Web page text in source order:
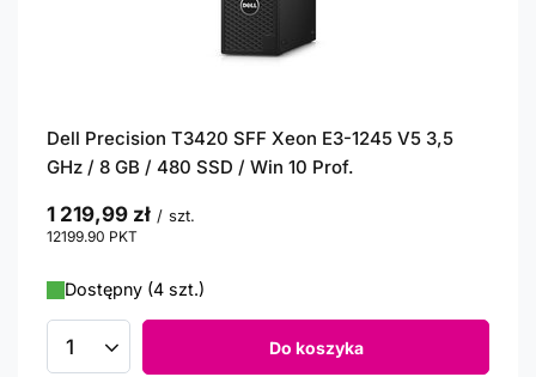
Dell Precision T3420 SFF Xeon E3-1245 V5 3,5
GHz / 8 GB / 480 SSD / Win 10 Prof.
1 219,99 zł / szt.
12199.90 PKT
Dostępny (4 szt.)
Ilość produktów Do koszyka